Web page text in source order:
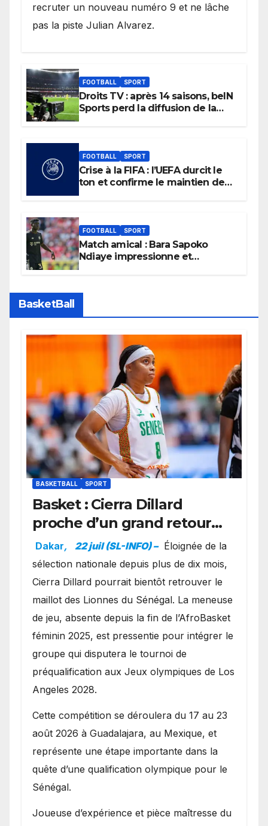
recruter un nouveau numéro 9 et ne lâche
pas la piste Julian Alvarez.
FOOTBALL SPORT
Droits TV : après 14 saisons, beIN
Sports perd la diffusion de la
FOOTBALL SPORT
Crise à la FIFA : l’UEFA durcit le
ton et confirme le maintien de
FOOTBALL SPORT
Match amical : Bara Sapoko
Ndiaye impressionne et
BasketBall
BASKETBALL SPORT
Basket : Cierra Dillard
proche d’un grand retour
avec les Lionnes ?
Dakar, 22 juil (SL-INFO) – Éloignée de la
sélection nationale depuis plus de dix mois,
Cierra Dillard pourrait bientôt retrouver le
maillot des Lionnes du Sénégal. La meneuse
de jeu, absente depuis la fin de l’AfroBasket
féminin 2025, est pressentie pour intégrer le
groupe qui disputera le tournoi de
préqualification aux Jeux olympiques de Los
Angeles 2028.
Cette compétition se déroulera du 17 au 23
août 2026 à Guadalajara, au Mexique, et
représente une étape importante dans la
quête d’une qualification olympique pour le
Sénégal.
Joueuse d’expérience et pièce maîtresse du